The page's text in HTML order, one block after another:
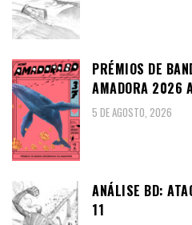
PRÉMIOS DE
AMADORA 2026
5 DE AGOSTO, 2026
ANÁLISE BD:
11